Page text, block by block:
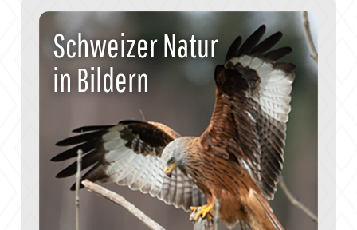
Schweizer Natur
in Bildern